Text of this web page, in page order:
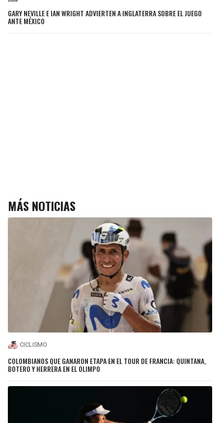
GARY NEVILLE E IAN WRIGHT ADVIERTEN A INGLATERRA SOBRE EL JUEGO
ANTE MÉXICO
MÁS NOTICIAS
CICLISMO
COLOMBIANOS QUE GANARON ETAPA EN EL TOUR DE FRANCIA: QUINTANA,
BOTERO Y HERRERA EN EL OLIMPO